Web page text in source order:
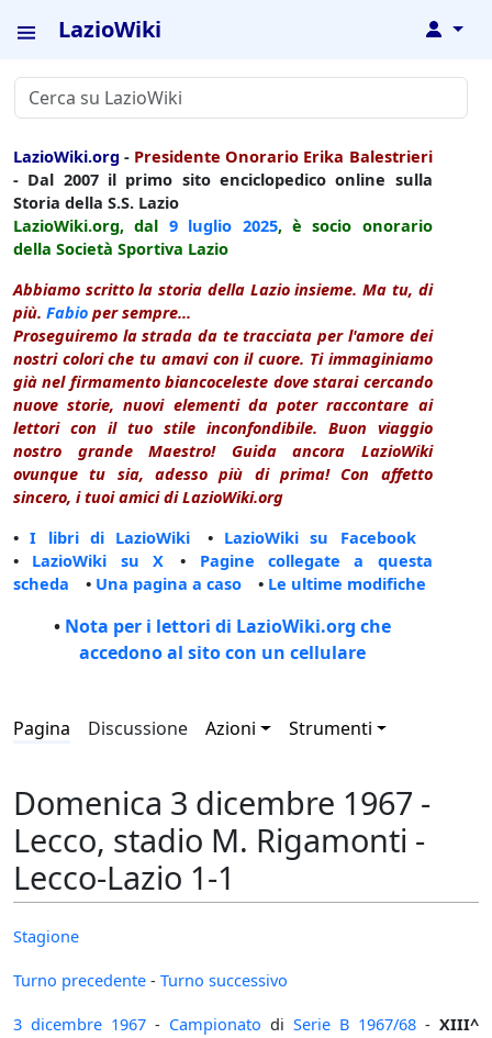
LazioWiki ↓
LazioWiki.org - Presidente Onorario Erika Balestrieri
- Dal 2007 il primo sito enciclopedico online sulla
Storia della S.S. Lazio
LazioWiki.org, dal 9 luglio 2025, è socio onorario
della Società Sportiva Lazio
Abbiamo scritto la storia della Lazio insieme. Ma tu, di
più. Fabio per sempre...
Proseguiremo la strada da te tracciata per l'amore dei
nostri colori che tu amavi con il cuore. Ti immaginiamo
già nel firmamento biancoceleste dove starai cercando
nuove storie, nuovi elementi da poter raccontare ai
lettori con il tuo stile inconfondibile. Buon viaggio
nostro grande Maestro! Guida ancora LazioWiki
ovunque tu sia, adesso più di prima! Con affetto
sincero, i tuoi amici di LazioWiki.org
•I libri di LazioWiki • LazioWiki su Facebook
• LazioWiki su X • Pagine collegate a questa
scheda • Una pagina a caso • Le ultime modifiche
• Nota per i lettori di LazioWiki.org che
accedono al sito con un cellulare
Pagina Discussione Azioni Strumenti
Domenica 3 dicembre 1967 -
Lecco, stadio M. Rigamonti -
Lecco-Lazio 1-1
Stagione
Turno precedente - Turno successivo
3 dicembre 1967 - Campionato di Serie B 1967/68 - XIII^